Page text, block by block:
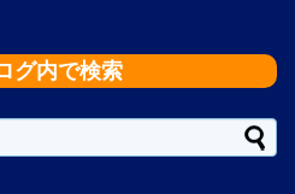
グ内で検索